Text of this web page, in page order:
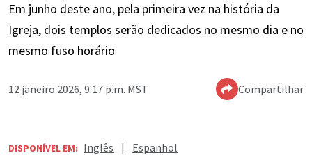
Em junho deste ano, pela primeira vez na história da
Igreja, dois templos serão dedicados no mesmo dia e no
mesmo fuso horário
12 janeiro 2026, 9:17 p.m. MST Compartilhar
DISPONÍVEL EM: Inglês | Espanhol